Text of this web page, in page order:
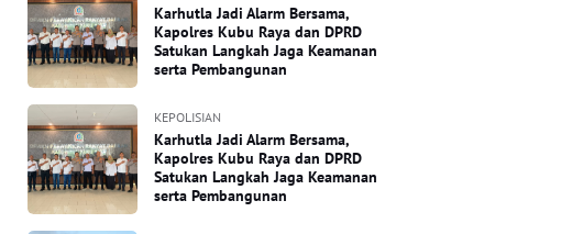
Karhutla Jadi Alarm Bersama,
Kapolres Kubu Raya dan DPRD
Satukan Langkah Jaga Keamanan
serta Pembangunan
KEPOLISIAN
Karhutla Jadi Alarm Bersama,
Kapolres Kubu Raya dan DPRD
Satukan Langkah Jaga Keamanan
serta Pembangunan